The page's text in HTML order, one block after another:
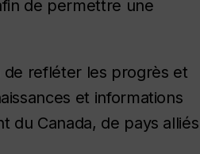
de permettre une
de refléter les progrès et
et informations
du Canada, de pays